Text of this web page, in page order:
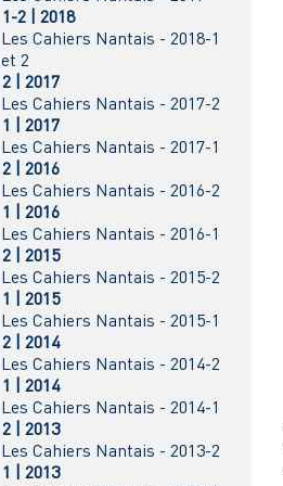
1-2 | 2018
Les Cahiers Nantais - 2018-1
et 2
2 | 2017
Les Cahiers Nantais - 2017-2
1 | 2017
Les Cahiers Nantais - 2017-1
2 | 2016
Les Cahiers Nantais - 2016-2
1 | 2016
Les Cahiers Nantais - 2016-1
2 | 2015
Les Cahiers Nantais - 2015-2
1 | 2015
Les Cahiers Nantais - 2015-1
2 | 2014
Les Cahiers Nantais - 2014-2
1 | 2014
Les Cahiers Nantais - 2014-1
2 | 2013
Les Cahiers Nantais - 2013-2
1 | 2013